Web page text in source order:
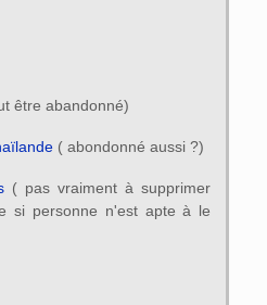
être abandonné)
( abondonné aussi ?)
( pas vraiment à supprimer
si personne n'est apte à le